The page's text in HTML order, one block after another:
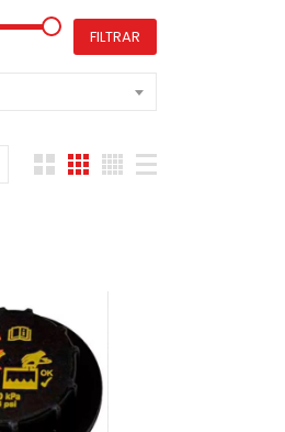
FILTRAR